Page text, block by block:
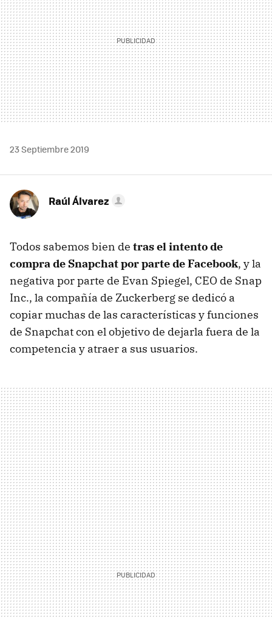
23 Septiembre 2019
Raúl Álvarez
Todos sabemos bien de tras el intento de
compra de Snapchat por parte de Facebook, y la
negativa por parte de Evan Spiegel, CEO de Snap
Inc., la compañía de Zuckerberg se dedicó a
copiar muchas de las características y funciones
de Snapchat con el objetivo de dejarla fuera de la
competencia y atraer a sus usuarios.